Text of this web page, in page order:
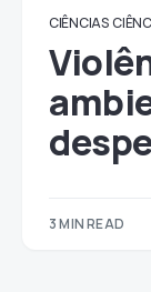
CIÊNCIAS
3 MIN READ